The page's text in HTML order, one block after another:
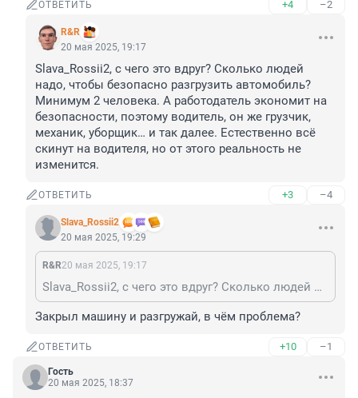
ОТВЕТИТЬ +4 –2
R&R
20 мая 2025, 19:17
Slava_Rossii2, с чего это вдруг? Сколько людей
надо, чтобы безопасно разгрузить автомобиль?
Минимум 2 человека. А работодатель экономит на
безопасности, поэтому водитель, он же грузчик,
механик, уборщик… и так далее. Естественно всё
скинут на водителя, но от этого реальность не
изменится.
ОТВЕТИТЬ +3 –4
Slava_Rossii2
20 мая 2025, 19:29
R&R20 мая 2025, 19:17
Slava_Rossii2, с чего это вдруг? Сколько людей надо, чтобы безопасно разгрузить автомобиль? Минимум 2 человека. А работодатель экономит на безопасности, поэтому водитель, он же грузчик, механик, уборщик… и так далее. Естественно всё скинут на водителя, но от этого реальность не изменится.
Закрыл машину и разгружай, в чём проблема?
ОТВЕТИТЬ +10 –1
Гость
20 мая 2025, 18:37